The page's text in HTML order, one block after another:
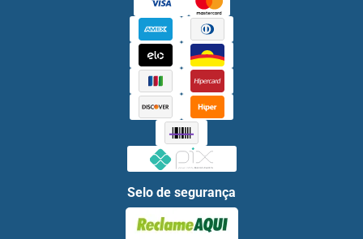
Selo de segurança